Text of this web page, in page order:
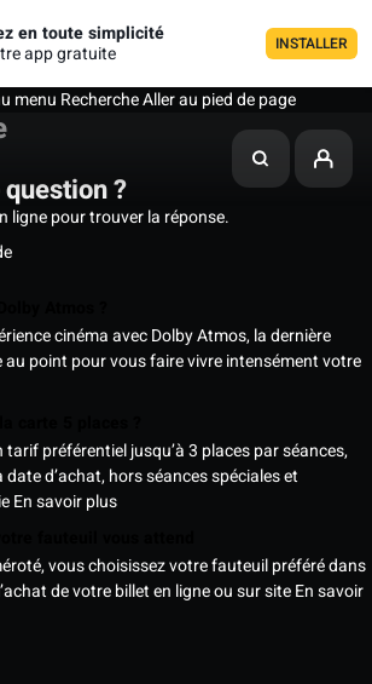
en toute simplicité
app gratuite
INSTALLER
menu RechercheAller au pied de page
?
ligne pour trouver la réponse.
cinéma avec Dolby Atmos, la dernière
point pour vous faire vivre intensément votre
préférentiel jusqu’à 3 places par séances,
d’achat, hors séances spéciales et
En savoir plus
vous choisissez votre fauteuil préféré dans
de votre billet en ligne ou sur siteEn savoir